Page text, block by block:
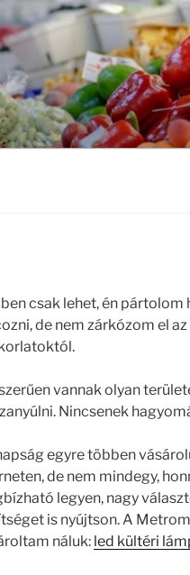
csak lehet, én pártolom
de nem zárkózom el
vannak olyan
Nincsenek
egyre többen
de nem mindegy,
legyen, nagy
is nyújtson. A
náluk: led kültéri